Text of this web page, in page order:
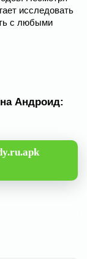
исследовать
с любыми
Андроид: